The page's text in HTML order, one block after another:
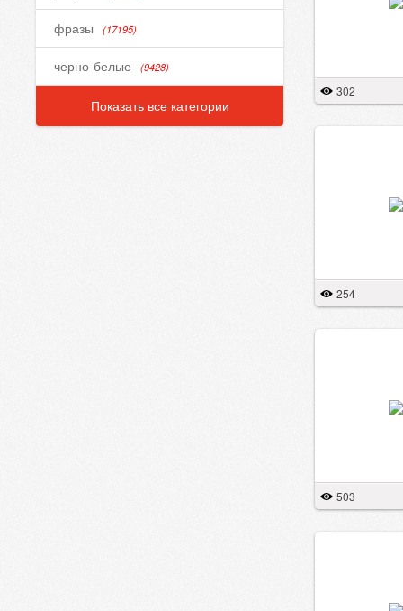
фразы (17195)
черно-белые (9428)
Показать все категории
302
254
503